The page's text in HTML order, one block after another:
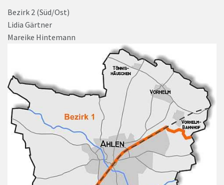
Bezirk 2 (Süd/Ost)
Lidia Gärtner
Mareike Hintemann